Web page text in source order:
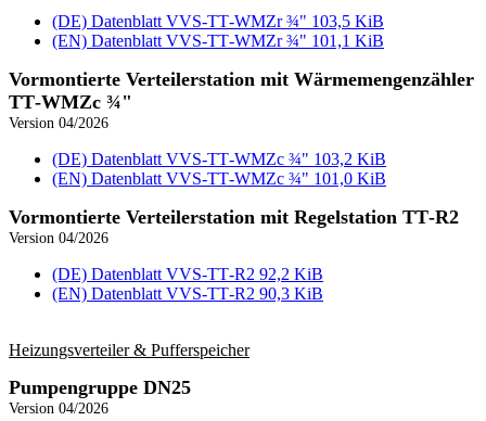
(DE) Datenblatt VVS‑TT‑WMZr ¾" 103,5 KiB
(EN) Datenblatt VVS‑TT‑WMZr ¾" 101,1 KiB
Vormontierte Verteilerstation mit Wärmemengenzähler
TT‑WMZc ¾"
Version 04/2026
(DE) Datenblatt VVS‑TT‑WMZc ¾" 103,2 KiB
(EN) Datenblatt VVS‑TT‑WMZc ¾" 101,0 KiB
Vormontierte Verteilerstation mit Regelstation TT‑R2
Version 04/2026
(DE) Datenblatt VVS‑TT‑R2 92,2 KiB
(EN) Datenblatt VVS‑TT‑R2 90,3 KiB
Heizungs­verteiler & Puffer­speicher
Pumpengruppe DN25
Version 04/2026